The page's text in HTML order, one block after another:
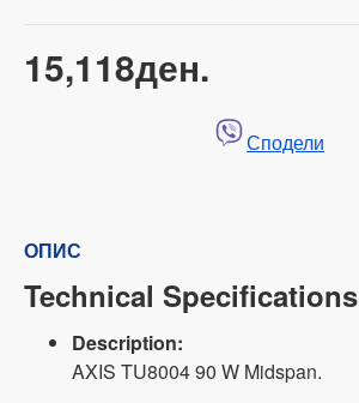
15,118ден.
Сподели
ОПИС
Technical Specifications
Description:
AXIS TU8004 90 W Midspan.